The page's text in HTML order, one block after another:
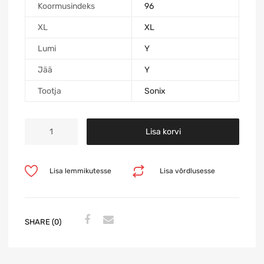
Koormusindeks 96
XL XL
Lumi Y
Jää Y
Tootja Sonix
Lisa korvi
Lisa võrdlusesse
Lisa lemmikutesse
SHARE (0)